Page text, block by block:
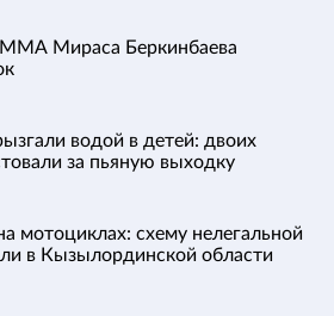
ММА Мираса Беркинбаева
водой в детей: двоих
за пьяную выходку
мотоциклах: схему нелегальной
в Кызылординской области